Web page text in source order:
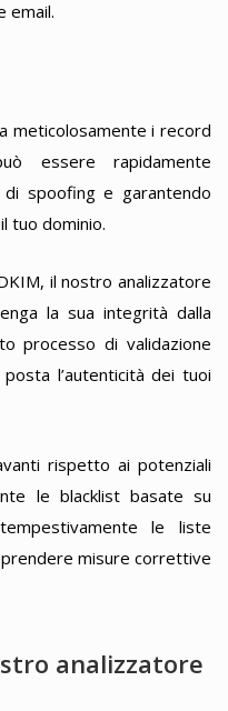
email.
meticolosamente i record
essere rapidamente
spoofing e garantendo
tuo dominio.
il nostro analizzatore
la sua integrità dalla
processo di validazione
l’autenticità dei tuoi
rispetto ai potenziali
le blacklist basate su
le liste
misure correttive
analizzatore